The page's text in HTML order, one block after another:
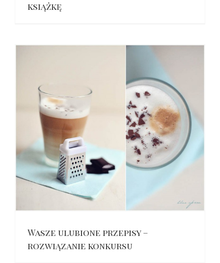
książkę
Wasze ulubione przepisy –
rozwiązanie konkursu